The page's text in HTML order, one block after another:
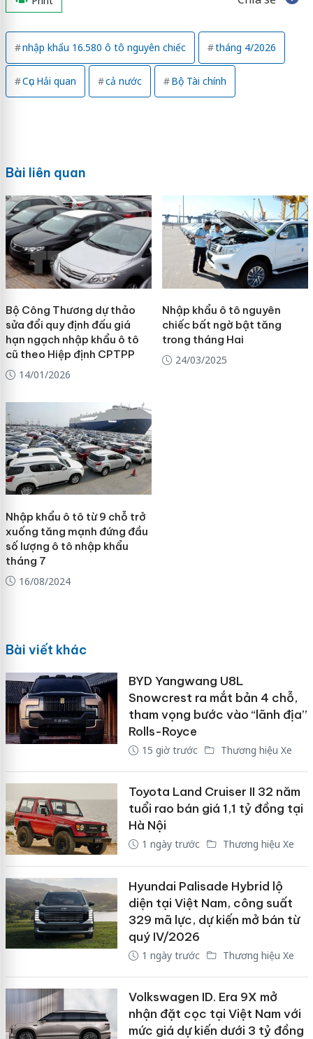
nhập khẩu 16.580 ô tô nguyên chiếc tháng 4/2026
Cục Hải quan cả nước Bộ Tài chính
Bài liên quan
Bộ Công Thương dự thảo
sửa đổi quy định đấu giá
hạn ngạch nhập khẩu ô tô
cũ theo Hiệp định CPTPP
14/01/2026
Nhập khẩu ô tô nguyên
chiếc bất ngờ bật tăng
trong tháng Hai
24/03/2025
Nhập khẩu ô tô từ 9 chỗ trở
xuống tăng mạnh đứng đầu
số lượng ô tô nhập khẩu
tháng 7
16/08/2024
Bài viết khác
BYD Yangwang U8L
Snowcrest ra mắt bản 4 chỗ,
tham vọng bước vào “lãnh địa”
Rolls-Royce
15 giờ trước Thương hiệu Xe
Toyota Land Cruiser II 32 năm
tuổi rao bán giá 1,1 tỷ đồng tại
Hà Nội
1 ngày trước Thương hiệu Xe
Hyundai Palisade Hybrid lộ
diện tại Việt Nam, công suất
329 mã lực, dự kiến mở bán từ
quý IV/2026
1 ngày trước Thương hiệu Xe
Volkswagen ID. Era 9X mở
nhận đặt cọc tại Việt Nam với
mức giá dự kiến dưới 3 tỷ đồng